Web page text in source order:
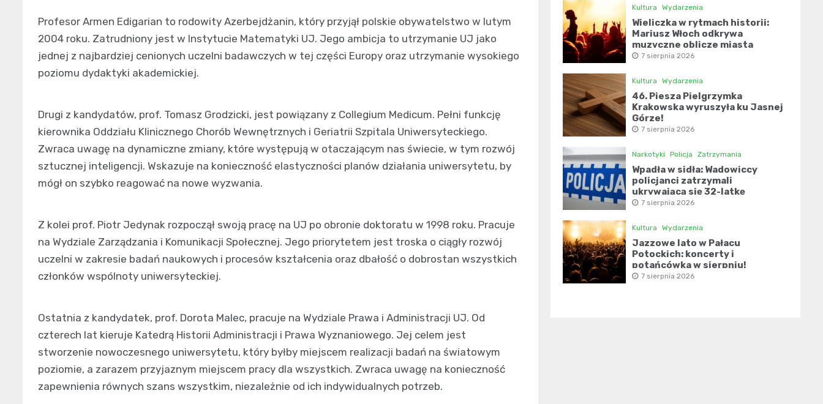
Profesor Armen Edigarian to rodowity Azerbejdżanin, który przyjął polskie obywatelstwo w lutym
2004 roku. Zatrudniony jest w Instytucie Matematyki UJ. Jego ambicja to utrzymanie UJ jako
jednej z najbardziej cenionych uczelni badawczych w tej części Europy oraz utrzymanie wysokiego
poziomu dydaktyki akademickiej.
Drugi z kandydatów, prof. Tomasz Grodzicki, jest powiązany z Collegium Medicum. Pełni funkcję
kierownika Oddziału Klinicznego Chorób Wewnętrznych i Geriatrii Szpitala Uniwersyteckiego.
Zwraca uwagę na dynamiczne zmiany, które występują w otaczającym nas świecie, w tym rozwój
sztucznej inteligencji. Wskazuje na konieczność elastyczności planów działania uniwersytetu, by
mógł on szybko reagować na nowe wyzwania.
Z kolei prof. Piotr Jedynak rozpoczął swoją pracę na UJ po obronie doktoratu w 1998 roku. Pracuje
na Wydziale Zarządzania i Komunikacji Społecznej. Jego priorytetem jest troska o ciągły rozwój
uczelni w zakresie badań naukowych i procesów kształcenia oraz dbałość o dobrostan wszystkich
członków wspólnoty uniwersyteckiej.
Ostatnia z kandydatek, prof. Dorota Malec, pracuje na Wydziale Prawa i Administracji UJ. Od
czterech lat kieruje Katedrą Historii Administracji i Prawa Wyznaniowego. Jej celem jest
stworzenie nowoczesnego uniwersytetu, który byłby miejscem realizacji badań na światowym
poziomie, a zarazem przyjaznym miejscem pracy dla wszystkich. Zwraca uwagę na konieczność
zapewnienia równych szans wszystkim, niezależnie od ich indywidualnych potrzeb.
Kultura Wydarzenia
Wieliczka w rytmach historii:
Mariusz Włoch odkrywa
muzyczne oblicze miasta
7 sierpnia 2026
Kultura Wydarzenia
46. Piesza Pielgrzymka
Krakowska wyruszyła ku Jasnej
Górze!
7 sierpnia 2026
Narkotyki Policja Zatrzymania
Wpadła w sidła: Wadowiccy
policjanci zatrzymali
ukrywającą się 32-latkę
7 sierpnia 2026
Kultura Wydarzenia
Jazzowe lato w Pałacu
Potockich: koncerty i
potańcówka w sierpniu!
7 sierpnia 2026